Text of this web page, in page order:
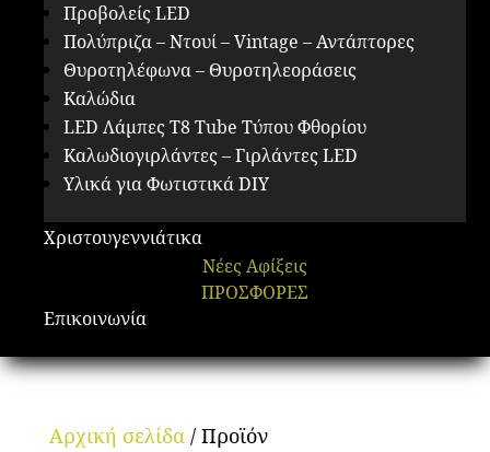
Προβολείς LED
Πολύπριζα – Ντουί – Vintage – Αντάπτορες
Θυροτηλέφωνα – Θυροτηλεοράσεις
Καλώδια
LED Λάμπες Τ8 Tube Τύπου Φθορίου
Καλωδιογιρλάντες – Γιρλάντες LED
Υλικά για Φωτιστικά DIY
Χριστουγεννιάτικα
Νέες Αφίξεις
ΠΡΟΣΦΟΡΕΣ
Επικοινωνία
Αρχική σελίδα/ Προϊόν